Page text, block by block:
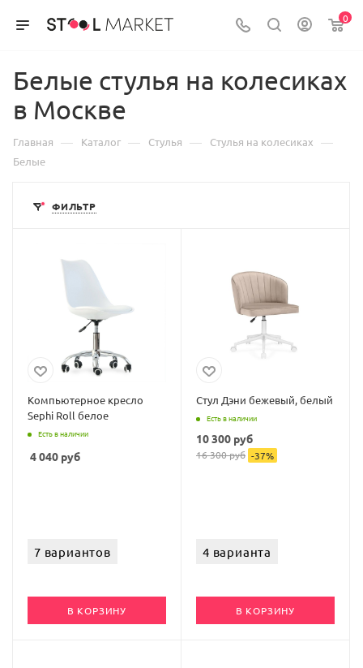
0
Белые стулья на колесиках
в Москве
Главная — Каталог — Стулья — Стулья на колесиках —
Белые
ФИЛЬТР
Компьютерное кресло
Sephi Roll белое
Есть в наличии
4 040 руб
7 вариантов
В КОРЗИНУ
Стул Дэни бежевый, белый
Есть в наличии
10 300 руб
16 300руб -37%
4 варианта
В КОРЗИНУ